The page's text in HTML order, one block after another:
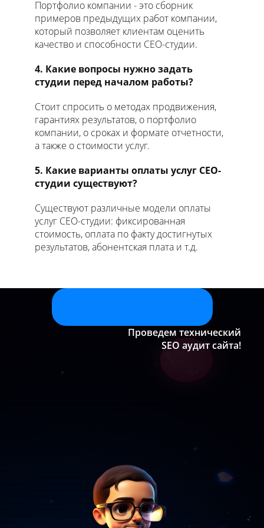
Портфолио компании - это сборник
примеров предыдущих работ компании,
который позволяет клиентам оценить
качество и способности СЕО-студии.
4. Какие вопросы нужно задать
студии перед началом работы?
Стоит спросить о методах продвижения,
гарантиях результатов, о портфолио
компании, о сроках и формате отчетности,
а также о стоимости услуг.
5. Какие варианты оплаты услуг СЕО-
студии существуют?
Существуют различные модели оплаты
услуг СЕО-студии: фиксированная
стоимость, оплата по факту достигнутых
результатов, абонентская плата и т.д.
Проведем технический
SEO аудит сайта!